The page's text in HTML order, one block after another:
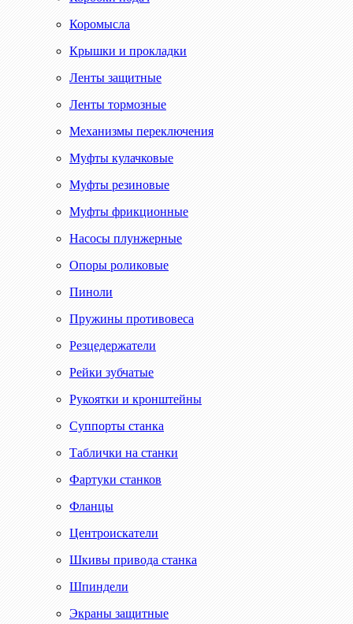
Коромысла
Крышки и прокладки
Ленты защитные
Ленты тормозные
Механизмы переключения
Муфты кулачковые
Муфты резиновые
Муфты фрикционные
Насосы плунжерные
Опоры роликовые
Пиноли
Пружины противовеса
Резцедержатели
Рейки зубчатые
Рукоятки и кронштейны
Суппорты станка
Таблички на станки
Фартуки станков
Фланцы
Центроискатели
Шкивы привода станка
Шпиндели
Экраны защитные